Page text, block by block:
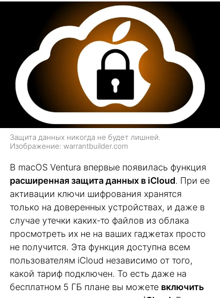
Защита данных никогда не будет лишней.
Изображение: warrantbuilder.com
В macOS Ventura впервые появилась функция
расширенная защита данных в iCloud. При ее
активации ключи шифрования хранятся
только на доверенных устройствах, и даже в
случае утечки каких-то файлов из облака
просмотреть их не на ваших гаджетах просто
не получится. Эта функция доступна всем
пользователям iCloud независимо от того,
какой тариф подключен. То есть даже на
бесплатном 5 ГБ плане вы можете включить